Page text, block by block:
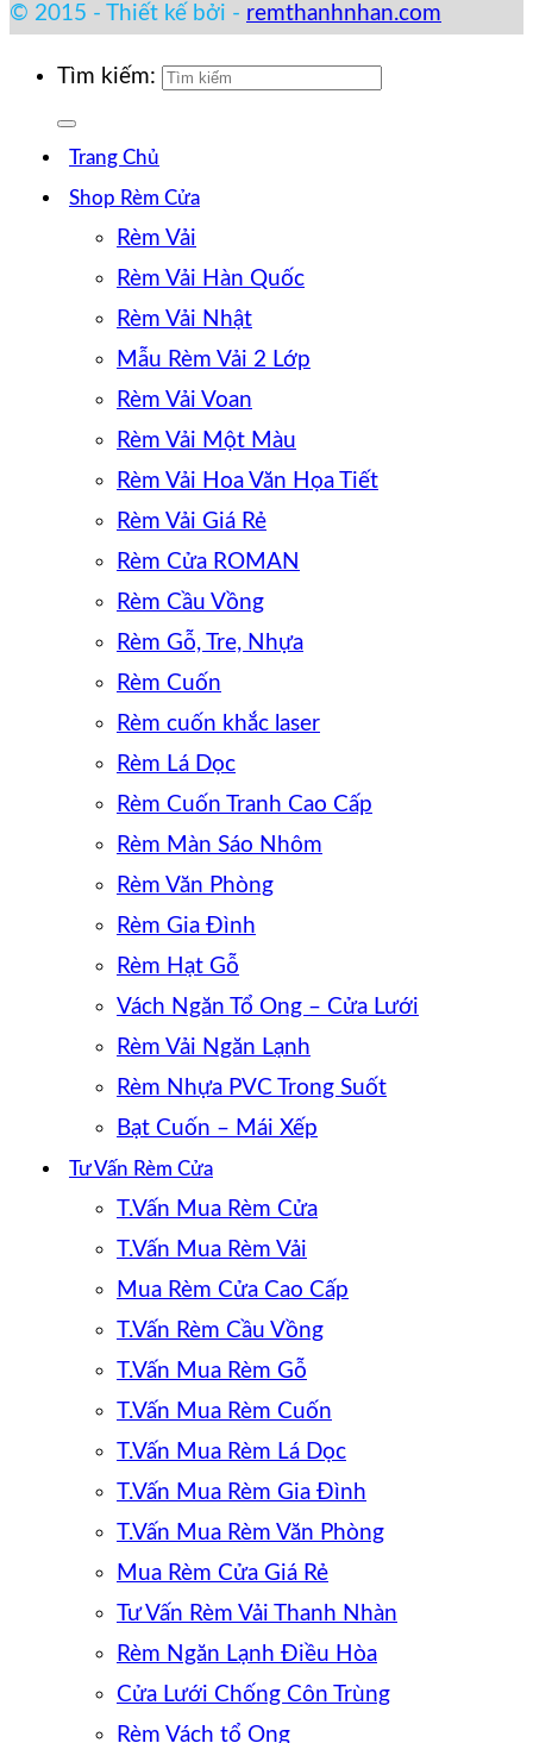
© 2015 - Thiết kế bởi - remthanhnhan.com
Tìm kiếm:
Trang Chủ
Shop Rèm Cửa
Rèm Vải
Rèm Vải Hàn Quốc
Rèm Vải Nhật
Mẫu Rèm Vải 2 Lớp
Rèm Vải Voan
Rèm Vải Một Màu
Rèm Vải Hoa Văn Họa Tiết
Rèm Vải Giá Rẻ
Rèm Cửa ROMAN
Rèm Cầu Vồng
Rèm Gỗ, Tre, Nhựa
Rèm Cuốn
Rèm cuốn khắc laser
Rèm Lá Dọc
Rèm Cuốn Tranh Cao Cấp
Rèm Màn Sáo Nhôm
Rèm Văn Phòng
Rèm Gia Đình
Rèm Hạt Gỗ
Vách Ngăn Tổ Ong – Cửa Lưới
Rèm Vải Ngăn Lạnh
Rèm Nhựa PVC Trong Suốt
Bạt Cuốn – Mái Xếp
Tư Vấn Rèm Cửa
T.Vấn Mua Rèm Cửa
T.Vấn Mua Rèm Vải
Mua Rèm Cửa Cao Cấp
T.Vấn Rèm Cầu Vồng
T.Vấn Mua Rèm Gỗ
T.Vấn Mua Rèm Cuốn
T.Vấn Mua Rèm Lá Dọc
T.Vấn Mua Rèm Gia Đình
T.Vấn Mua Rèm Văn Phòng
Mua Rèm Cửa Giá Rẻ
Tư Vấn Rèm Vải Thanh Nhàn
Rèm Ngăn Lạnh Điều Hòa
Cửa Lưới Chống Côn Trùng
Rèm Vách tổ Ong